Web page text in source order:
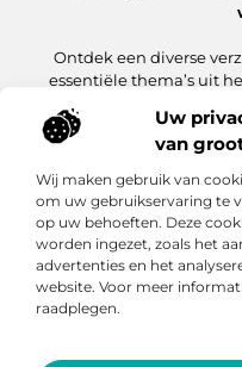
Uw
van
Wij maken gebruik van
om uw gebruikservaring te
op uw behoeften. Deze
worden ingezet, zoals het
advertenties en het
website. Voor meer
raadplegen.
Ontdek een diverse
essentiële thema’s uit
Bericht